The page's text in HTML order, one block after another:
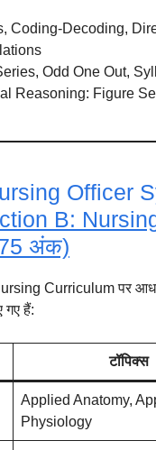
Coding-Decoding,
Odd One Out,
Reasoning: Figure
Officer
B:
अंक)
Curriculum पर
गए हैं:
टॉपिक्स
Applied Anatomy,
Physiology